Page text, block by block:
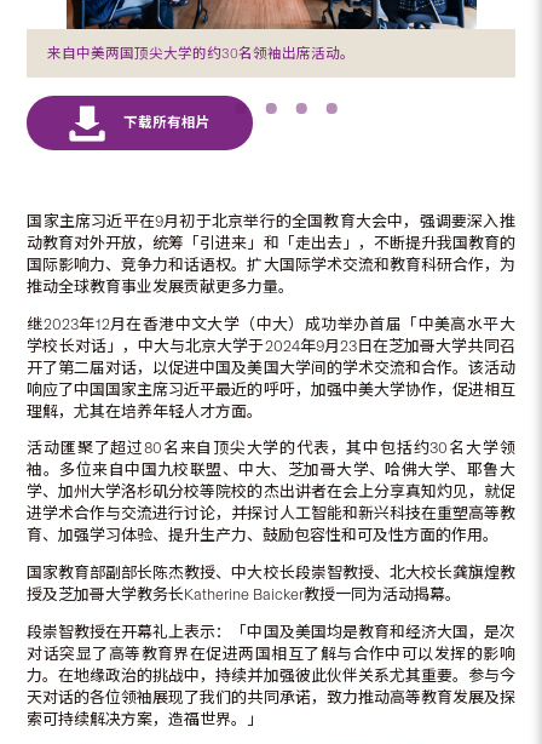
来自中美两国顶尖大学的约30名领袖出席活动。
国家主席习近平在9月初于北京举行的全国教育大会中，强调要深入推
动教育对外开放，统筹「引进来」和「走出去」，不断提升我国教育的
国际影响力、竞争力和话语权。扩大国际学术交流和教育科研合作，为
推动全球教育事业发展贡献更多力量。
继2023年12月在香港中文大学（中大）成功举办首届「中美高水平大
学校长对话」，中大与北京大学于2024年9月23日在芝加哥大学共同召
开了第二届对话，以促进中国及美国大学间的学术交流和合作。该活动
响应了中国国家主席习近平最近的呼吁，加强中美大学协作，促进相互
理解，尤其在培养年轻人才方面。
活动匯聚了超过80名来自顶尖大学的代表，其中包括约30名大学领
袖。多位来自中国九校联盟、中大、芝加哥大学、哈佛大学、耶鲁大
学、加州大学洛杉矶分校等院校的杰出讲者在会上分享真知灼见，就促
进学术合作与交流进行讨论，并探讨人工智能和新兴科技在重塑高等教
育、加强学习体验、提升生产力、鼓励包容性和可及性方面的作用。
国家教育部副部长陈杰教授、中大校长段崇智教授、北大校长龚旗煌教
授及芝加哥大学教务长Katherine Baicker教授一同为活动揭幕。
段崇智教授在开幕礼上表示：「中国及美国均是教育和经济大国，是次
对话突显了高等教育界在促进两国相互了解与合作中可以发挥的影响
力。在地缘政治的挑战中，持续并加强彼此伙伴关系尤其重要。参与今
天对话的各位领袖展现了我们的共同承诺，致力推动高等教育发展及探
索可持续解决方案，造福世界。」